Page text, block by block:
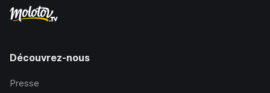
Découvrez-nous
Presse